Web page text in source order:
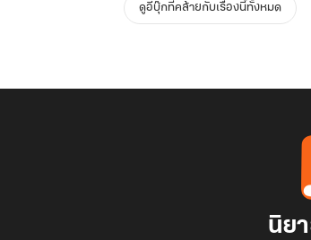
ดูอีบุ๊กที่คล้ายกับเรื่องนี้ทั้งหมด
นิย